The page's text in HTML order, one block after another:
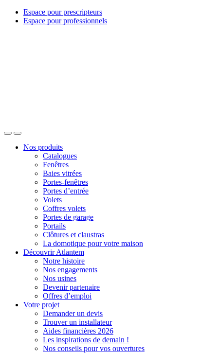
Espace pour prescripteurs
Espace pour professionnels
Nos produits
Catalogues
Fenêtres
Baies vitrées
Portes-fenêtres
Portes d’entrée
Volets
Coffres volets
Portes de garage
Portails
Clôtures et claustras
La domotique pour votre maison
Découvrir Atlantem
Notre histoire
Nos engagements
Nos usines
Devenir partenaire
Offres d’emploi
Votre projet
Demander un devis
Trouver un installateur
Aides financières 2026
Les inspirations de demain !
Nos conseils pour vos ouvertures